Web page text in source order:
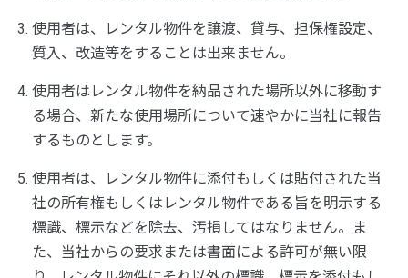
使用者は、レンタル物件を譲渡、貸与、担保権設定、
質入、改造等をすることは出来ません。
使用者はレンタル物件を納品された場所以外に移動す
る場合、新たな使用場所について速やかに当社に報告
するものとします。
使用者は、レンタル物件に添付もしくは貼付された当
社の所有権もしくはレンタル物件である旨を明示する
標識、標示などを除去、汚損してはなりません。ま
た、当社からの要求または書面による許可が無い限